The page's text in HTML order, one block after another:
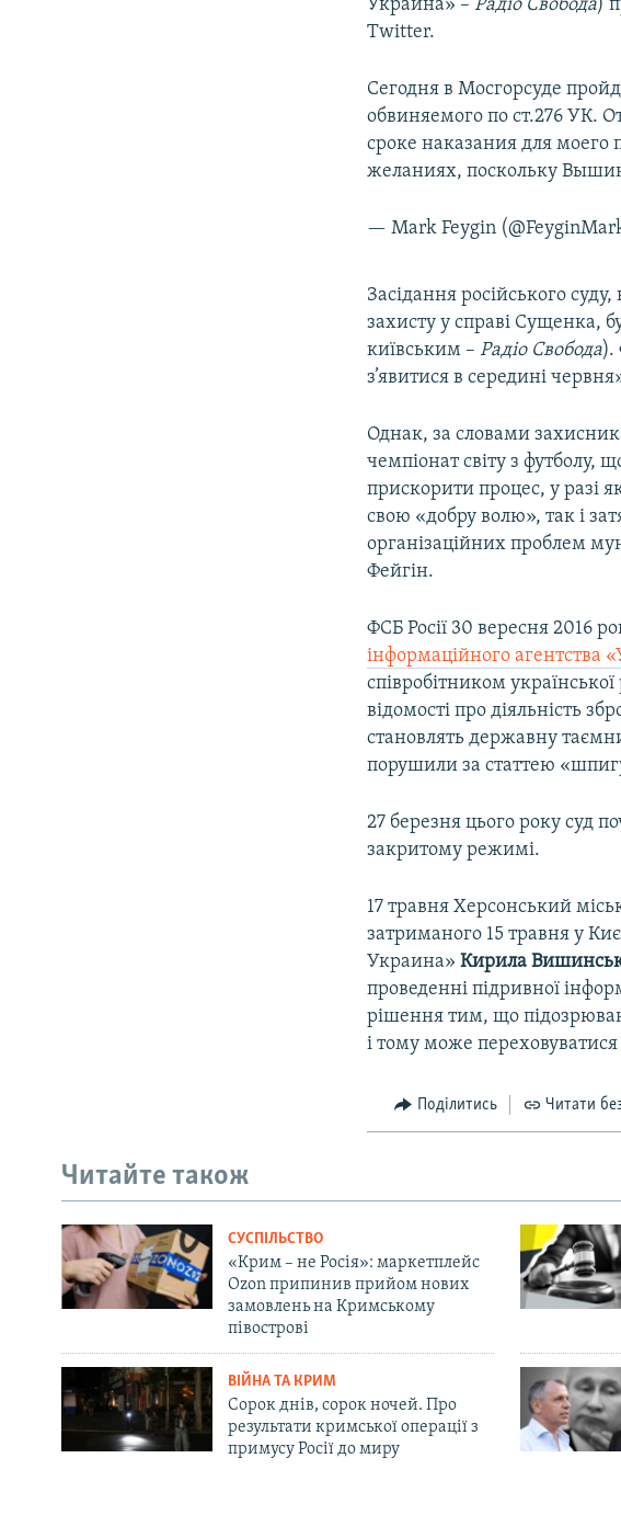
Украина» –Радіо Свобода)
Twitter.
Сегодня в Мосгорсуде
обвиняемого по ст.276 УК.
сроке наказания для моего
желаниях, поскольку
— Mark Feygin
Засідання російського
захисту у справі Сущенка,
київським –Радіо Свобода).
з’явитися в середині
Однак, за словами
чемпіонат світу з футболу,
прискорити процес, у разі
свою «добру волю», так і
організаційних проблем
Фейгін.
ФСБ Росії 30 вересня 2016
інформаційного
співробітником
відомості про діяльність
становлять державну
порушили за статтею
27 березня цього року суд
закритому режимі.
17 травня Херсонський
затриманого 15 травня у
Украина»Кирила
проведенні підривної
рішення тим, що
і тому може переховуватися
Поділитись Читати
Читайте також
СУСПІЛЬСТВО
«Крим – не Росія»: маркетплейс
Ozon припинив прийом нових
замовлень на Кримському
півострові
ВІЙНА ТА КРИМ
Сорок днів, сорок ночей. Про
результати кримської операції з
примусу Росії до миру